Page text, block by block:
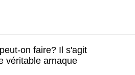
on faire? Il s'agit
véritable arnaque